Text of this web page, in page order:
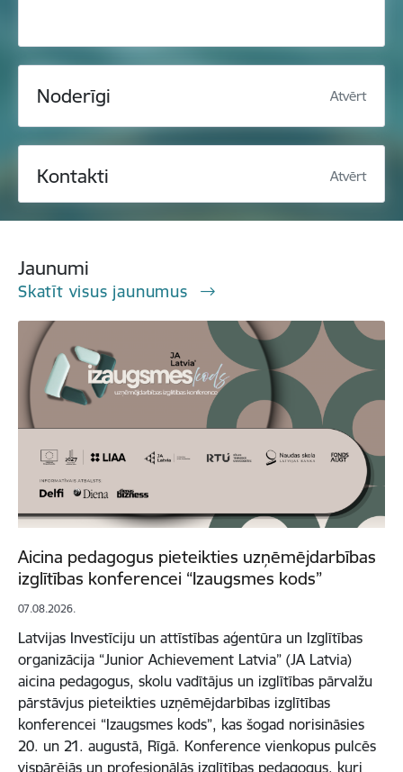
Noderīgi Atvērt
Kontakti Atvērt
Jaunumi
Skatīt visus jaunumus
Aicina pedagogus pieteikties uzņēmējdarbības
izglītības konferencei “Izaugsmes kods”
07.08.2026.
Latvijas Investīciju un attīstības aģentūra un Izglītības
organizācija “Junior Achievement Latvia” (JA Latvia)
aicina pedagogus, skolu vadītājus un izglītības pārvalžu
pārstāvjus pieteikties uzņēmējdarbības izglītības
konferencei “Izaugsmes kods”, kas šogad norisināsies
20. un 21. augustā, Rīgā. Konference vienkopus pulcēs
vispārējās un profesionālās izglītības pedagogus, kuri